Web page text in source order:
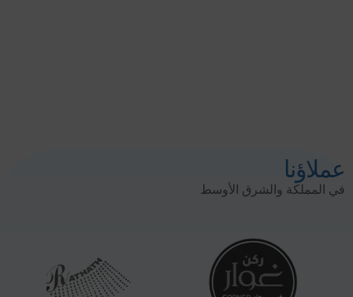
عملاؤنا
في المملكة والشرق الأوسط